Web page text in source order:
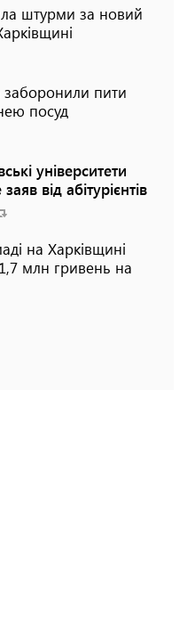
штурми за новий
заборонили пити
посуд
університети
від абітурієнтів
на Харківщині
млн гривень на